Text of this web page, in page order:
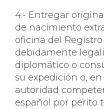
4.- Entregar
de nacimiento
oficina del
debidamente
diplomático o
su expedición o,
autoridad
español por perito